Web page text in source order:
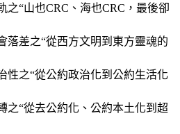
之“山也CRC、海也CRC，最後卻
落差之“從西方文明到東方靈魂的
性之“從公約政治化到公約生活化
之“從去公約化、公約本土化到超